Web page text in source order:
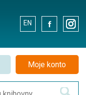
EN . .
Moje konto